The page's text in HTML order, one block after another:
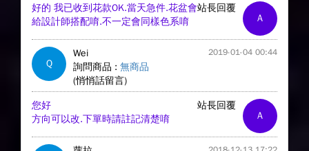
A
站長回覆
好的 我已收到花款OK.當天急件.花盆會
給設計師搭配唷.不一定會同樣色系唷
Q
Wei 2019-01-04 00:44
詢問商品 : 無商品
(悄悄話留言)
A
站長回覆
您好
方向可以改.下單時請註記清楚唷